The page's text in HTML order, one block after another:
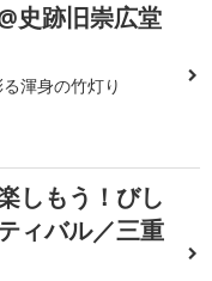
史跡旧崇広堂
渾身の竹灯り
しもう！びし
ィバル／三重